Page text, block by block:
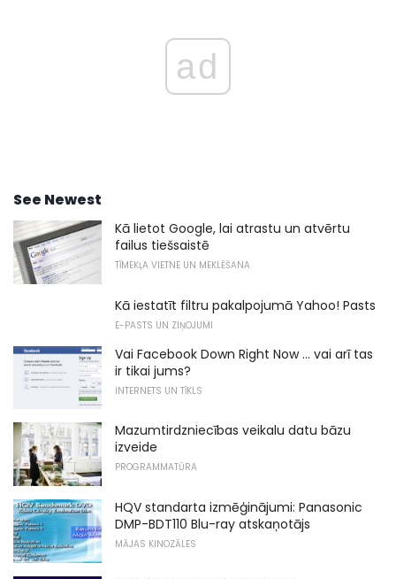
ad
See Newest
Kā lietot Google, lai atrastu un atvērtu
failus tiešsaistē
TĪMEKĻA VIETNE UN MEKLĒŠANA
Kā iestatīt filtru pakalpojumā Yahoo! Pasts
E-PASTS UN ZIŅOJUMI
Vai Facebook Down Right Now ... vai arī tas
ir tikai jums?
INTERNETS UN TĪKLS
Mazumtirdzniecības veikalu datu bāzu
izveide
PROGRAMMATŪRA
HQV standarta izmēģinājumi: Panasonic
DMP-BDT110 Blu-ray atskaņotājs
MĀJAS KINOZĀLES